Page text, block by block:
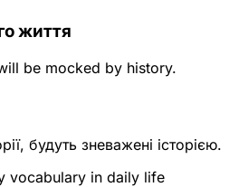
життя
be mocked by history.
будуть зневажені історією.
vocabulary in daily life